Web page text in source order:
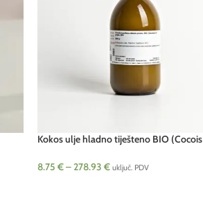
Kokos ulje hladno tiješteno BIO (Cocois
8.75 €–278.93 € uključ. PDV